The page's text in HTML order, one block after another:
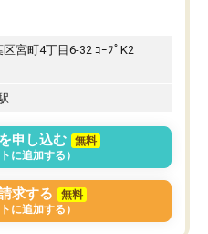
オススメしたいです。
宮町4丁目6-32 ｺｰﾌﾟK2
申し込む
無料
トに追加する）
求する
無料
トに追加する）